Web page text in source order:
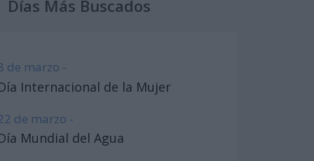
Días Más Buscados
de marzo -
Internacional de la Mujer
de marzo -
Mundial del Agua